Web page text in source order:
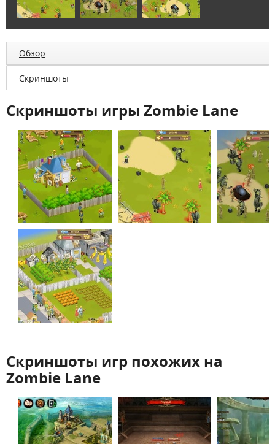
Обзор
Скриншоты
Скриншоты игры Zombie Lane
Скриншоты игр похожих на
Zombie Lane